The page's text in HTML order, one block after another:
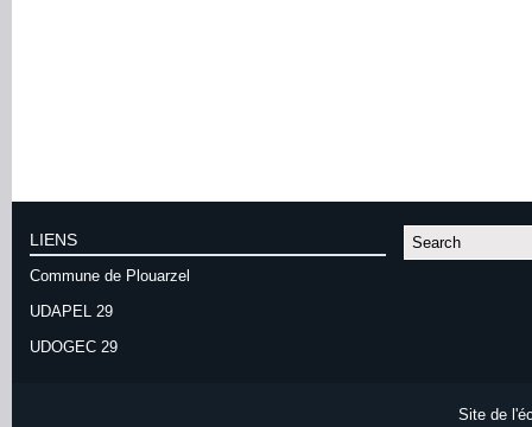
LIENS
Commune de Plouarzel
UDAPEL 29
UDOGEC 29
Site de